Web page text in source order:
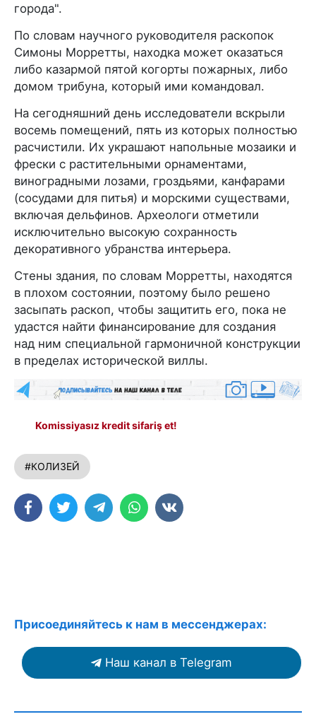
города".
По словам научного руководителя раскопок
Симоны Морретты, находка может оказаться
либо казармой пятой когорты пожарных, либо
домом трибуна, который ими командовал.
На сегодняшний день исследователи вскрыли
восемь помещений, пять из которых полностью
расчистили. Их украшают напольные мозаики и
фрески с растительными орнаментами,
виноградными лозами, гроздьями, канфарами
(сосудами для питья) и морскими существами,
включая дельфинов. Археологи отметили
исключительно высокую сохранность
декоративного убранства интерьера.
Стены здания, по словам Морретты, находятся
в плохом состоянии, поэтому было решено
засыпать раскоп, чтобы защитить его, пока не
удастся найти финансирование для создания
над ним специальной гармоничной конструкции
в пределах исторической виллы.
Komissiyasız kredit sifariş et!
#КОЛИЗЕЙ
Присоединяйтесь к нам в мессенджерах:
Наш канал в Telegram